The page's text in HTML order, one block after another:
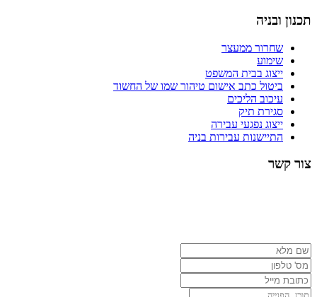
תכנון ובניה
שחרור ממעצר
שימוע
ייצוג בבית המשפט
ביטול כתב אישום טיהור שמו של החשוד
עיכוב הליכים
סגירת תיק
ייצוג נפגעי עבירה
התיישנות עבירות בניה
צור קשר